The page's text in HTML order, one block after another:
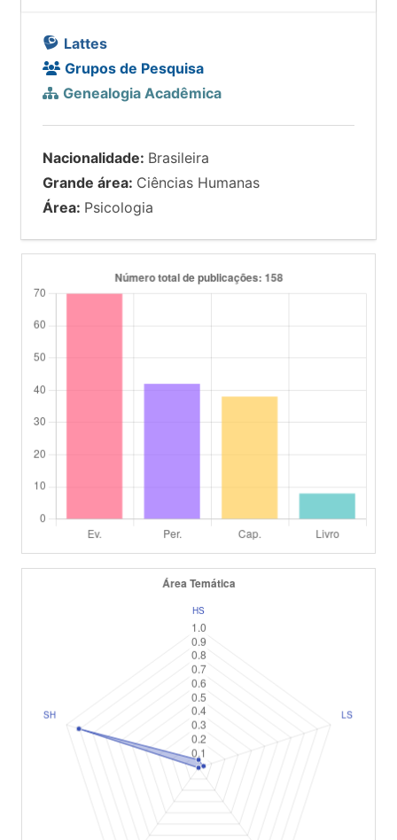
Lattes
Grupos de Pesquisa
Genealogia Acadêmica
Nacionalidade: Brasileira
Grande área: Ciências Humanas
Área: Psicologia